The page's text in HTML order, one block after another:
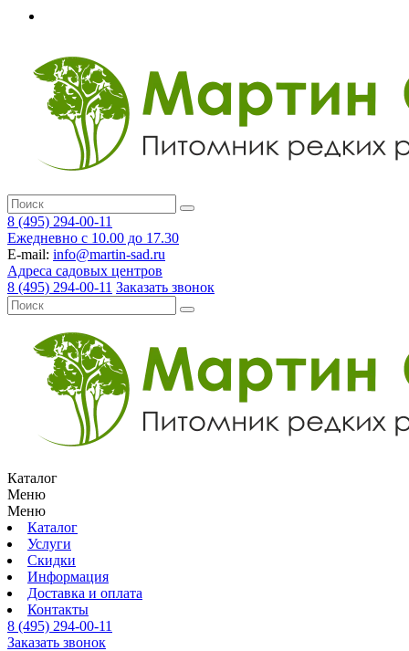
8 (495) 294-00-11
Ежедневно с 10.00 до 17.30
E-mail: info@martin-sad.ru
Адреса садовых центров
8 (495) 294-00-11 Заказать звонок
Каталог
Меню
Меню
Каталог
Услуги
Скидки
Информация
Доставка и оплата
Контакты
8 (495) 294-00-11
Заказать звонок